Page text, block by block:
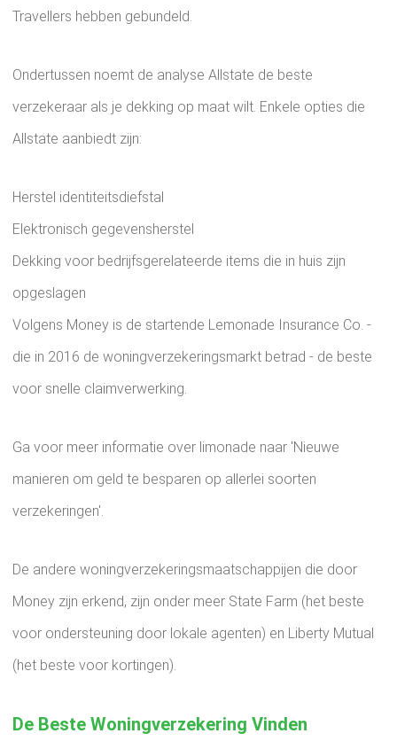
Travellers hebben gebundeld.
Ondertussen noemt de analyse Allstate de beste
verzekeraar als je dekking op maat wilt. Enkele opties die
Allstate aanbiedt zijn:
Herstel identiteitsdiefstal
Elektronisch gegevensherstel
Dekking voor bedrijfsgerelateerde items die in huis zijn
opgeslagen
Volgens Money is de startende Lemonade Insurance Co. -
die in 2016 de woningverzekeringsmarkt betrad - de beste
voor snelle claimverwerking.
Ga voor meer informatie over limonade naar 'Nieuwe
manieren om geld te besparen op allerlei soorten
verzekeringen'.
De andere woningverzekeringsmaatschappijen die door
Money zijn erkend, zijn onder meer State Farm (het beste
voor ondersteuning door lokale agenten) en Liberty Mutual
(het beste voor kortingen).
De Beste Woningverzekering Vinden